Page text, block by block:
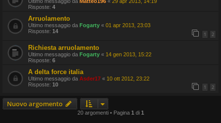
Risposte: 4
Arruolamento
Ultimo messaggio da Fogarty « 01 apr 2013, 23:03
Risposte: 14 1 2
Richiesta arruolamento
Ultimo messaggio da Fogarty « 14 gen 2013, 15:22
Risposte: 6
A delta force italia
Ultimo messaggio da Asder17 « 10 ott 2012, 23:22
Risposte: 10 1 2
Nuovo argomento
20 argomenti • Pagina 1 di 1